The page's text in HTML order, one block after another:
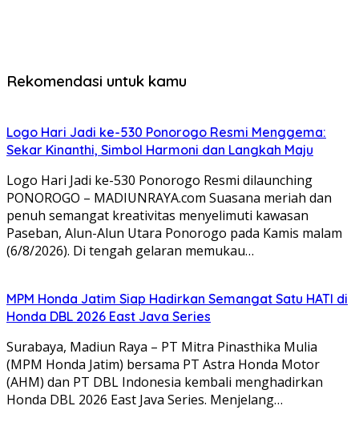
Rekomendasi untuk kamu
Logo Hari Jadi ke-530 Ponorogo Resmi Menggema:
Sekar Kinanthi, Simbol Harmoni dan Langkah Maju
Logo Hari Jadi ke-530 Ponorogo Resmi dilaunching
PONOROGO – MADIUNRAYA.com Suasana meriah dan
penuh semangat kreativitas menyelimuti kawasan
Paseban, Alun-Alun Utara Ponorogo pada Kamis malam
(6/8/2026). Di tengah gelaran memukau…
MPM Honda Jatim Siap Hadirkan Semangat Satu HATI di
Honda DBL 2026 East Java Series
Surabaya, Madiun Raya – PT Mitra Pinasthika Mulia
(MPM Honda Jatim) bersama PT Astra Honda Motor
(AHM) dan PT DBL Indonesia kembali menghadirkan
Honda DBL 2026 East Java Series. Menjelang…